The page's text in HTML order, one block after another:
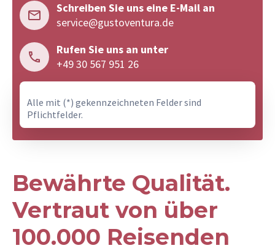
Schreiben Sie uns eine E-Mail an
service@gustoventura.de
Rufen Sie uns an unter
+49 30 567 951 26
Alle mit (*) gekennzeichneten Felder sind
Pflichtfelder.
Bewährte Qualität.
Vertraut von über
100.000 Reisenden